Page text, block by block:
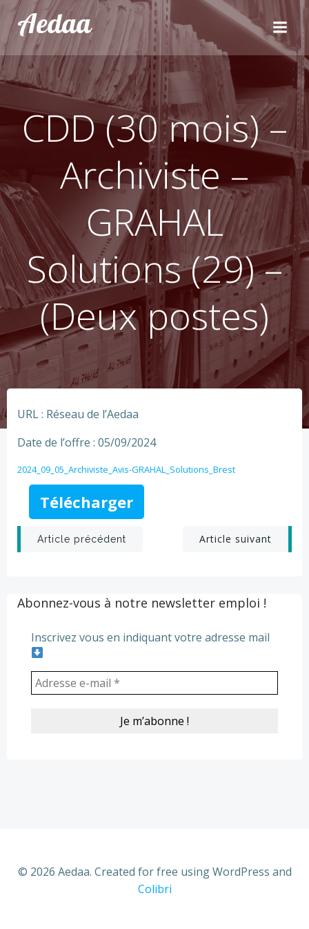
Aller
au
contenu
Aedaa
CDD (30 mois) –
Archiviste –
GRAHAL
Solutions (29) –
(Deux postes)
URL : Réseau de l’Aedaa
Date de l’offre : 05/09/2024
2024_09_05_Archiviste_Avis-GRAHAL_Solutions_Brest
Télécharger
Post
Article précédent
PostArticle suivant
Abonnez-vous à notre newsletter emploi !
Inscrivez vous en indiquant votre adresse mail
© 2026 Aedaa. Created for free using WordPress and
Colibri